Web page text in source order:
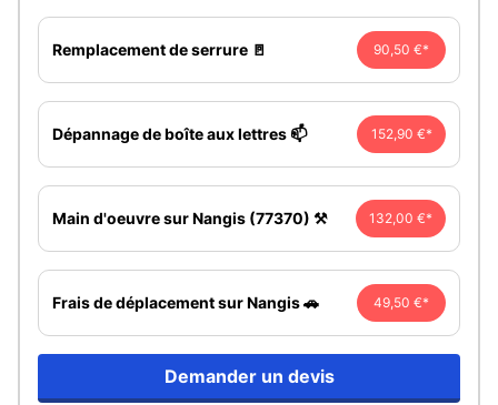
Remplacement de serrure 🚪 90,50 €*
Dépannage de boîte aux lettres 📫 152,90 €*
Main d'oeuvre sur Nangis (77370) ⚒️ 132,00 €*
Frais de déplacement sur Nangis 🚗 49,50 €*
Demander un devis